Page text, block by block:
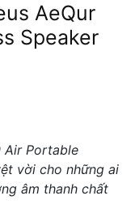
AeQur
Speaker
Air Portable
vời cho những ai
âm thanh chất